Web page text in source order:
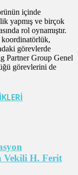
içinde
yapmış ve birçok
rol oynamıştır.
görevlerde
Partner Group Genel
görevlerini de
Vekili H. Ferit